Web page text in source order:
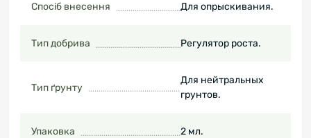
Спосіб внесення Для опрыскивания.
Тип добрива Регулятор роста.
Тип ґрунту
Для нейтральных
грунтов.
Упаковка 2 мл.